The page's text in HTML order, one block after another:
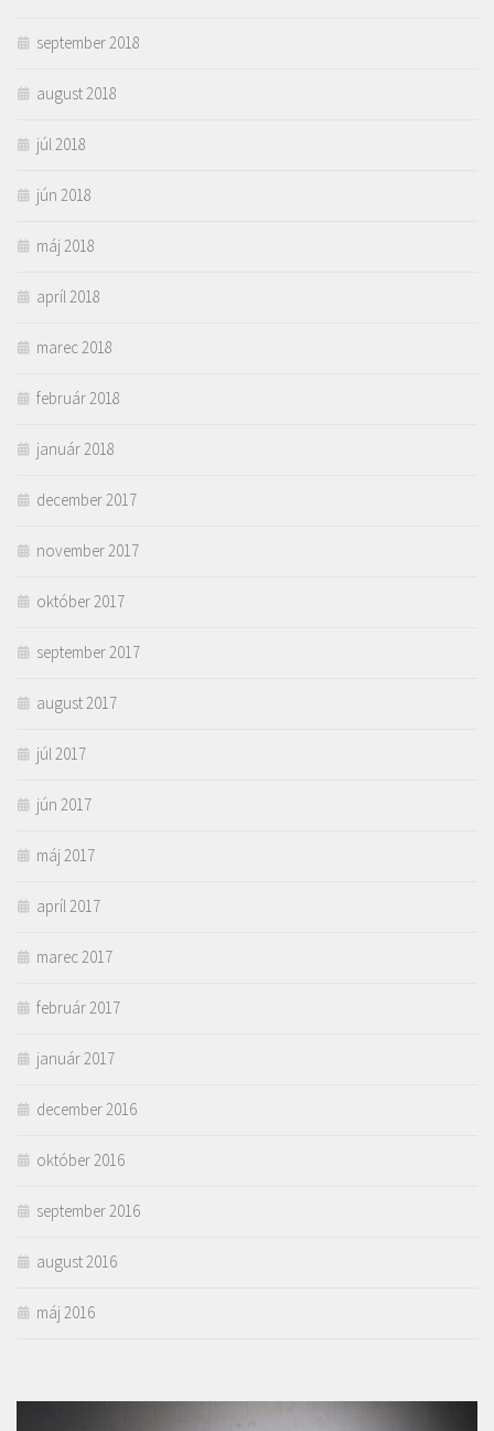
september 2018
august 2018
júl 2018
jún 2018
máj 2018
apríl 2018
marec 2018
február 2018
január 2018
december 2017
november 2017
október 2017
september 2017
august 2017
júl 2017
jún 2017
máj 2017
apríl 2017
marec 2017
február 2017
január 2017
december 2016
október 2016
september 2016
august 2016
máj 2016